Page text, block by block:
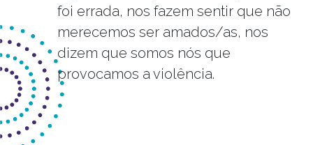
foi errada, nos fazem sentir que não
merecemos ser amados/as, nos
dizem que somos nós que
provocamos a violência.